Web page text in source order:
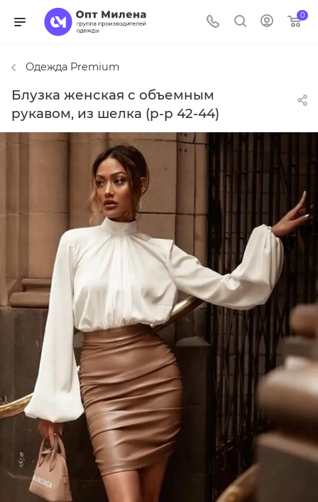
0
Одежда Premium
Блузка женская с объемным
рукавом, из шелка (р-р 42-44)